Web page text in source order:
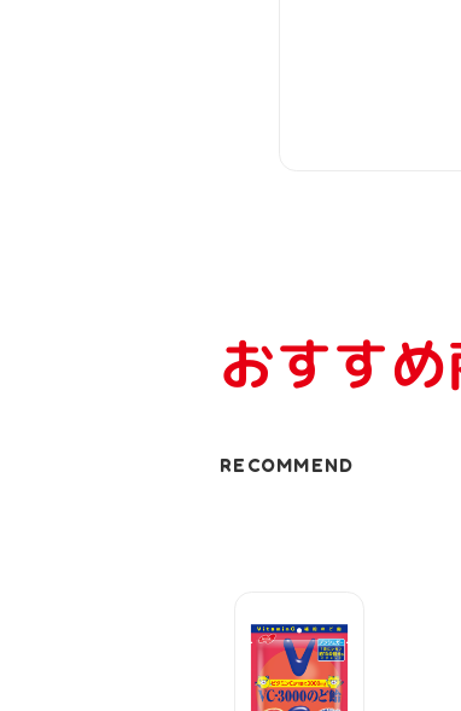
おすす
RECOMMEND